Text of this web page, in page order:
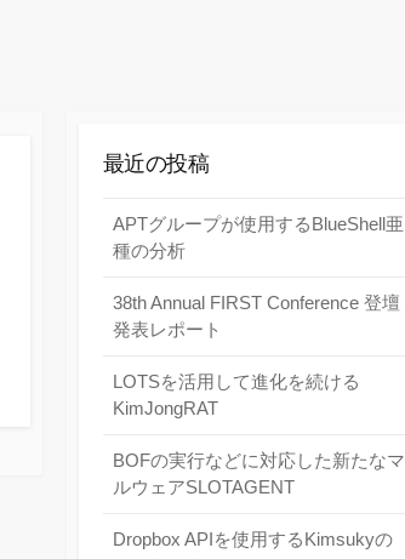
最近の投稿
APTグループが使用するBlueShell亜
種の分析
38th Annual FIRST Conference 登壇
発表レポート
LOTSを活用して進化を続ける
KimJongRAT
BOFの実行などに対応した新たなマ
ルウェアSLOTAGENT
Dropbox APIを使用するKimsukyの